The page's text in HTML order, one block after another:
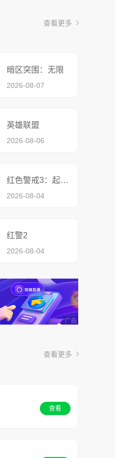
查看更多
暗区突围：无限
2026-08-07
英雄联盟
2026-08-06
红色警戒3：起义时刻
2026-08-04
红警2
2026-08-04
查看更多
查看